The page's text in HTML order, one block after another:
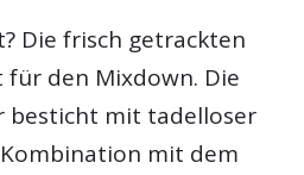
Die frisch getrackten
den Mixdown. Die
besticht mit tadelloser
mit dem